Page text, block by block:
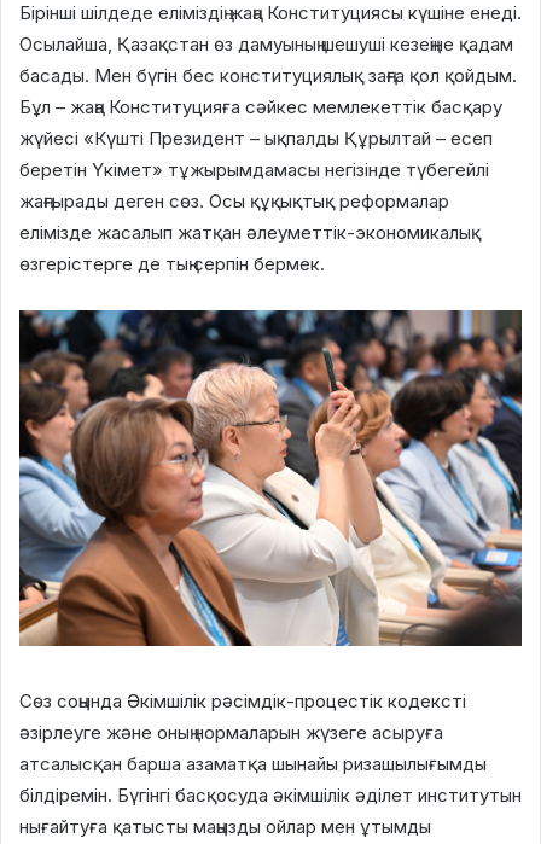
Бірінші шілдеде еліміздің жаңа Конституциясы күшіне енеді.
Осылайша, Қазақстан өз дамуының шешуші кезеңіне қадам
басады. Мен бүгін бес конституциялық заңға қол қойдым.
Бұл – жаңа Конституцияға сәйкес мемлекеттік басқару
жүйесі «Күшті Президент – ықпалды Құрылтай – есеп
беретін Үкімет» тұжырымдамасы негізінде түбегейлі
жаңғырады деген сөз. Осы құқықтық реформалар
елімізде жасалып жатқан әлеуметтік-экономикалық
өзгерістерге де тың серпін бермек.
Сөз соңында Әкімшілік рәсімдік-процестік кодексті
әзірлеуге және оның нормаларын жүзеге асыруға
атсалысқан барша азаматқа шынайы ризашылығымды
білдіремін. Бүгінгі басқосуда әкімшілік әділет институтын
нығайтуға қатысты маңызды ойлар мен ұтымды